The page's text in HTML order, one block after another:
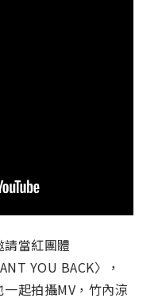
當紅團體
YOU BACK〉，
起拍攝MV，竹內涼